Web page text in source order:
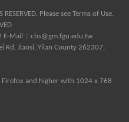
Please see Terms of Use.
Mail： cbs@gm.fgu.edu.tw
Rd, Jiaosi, Yilan County 262307,
Firefox and higher with 1024 x 768